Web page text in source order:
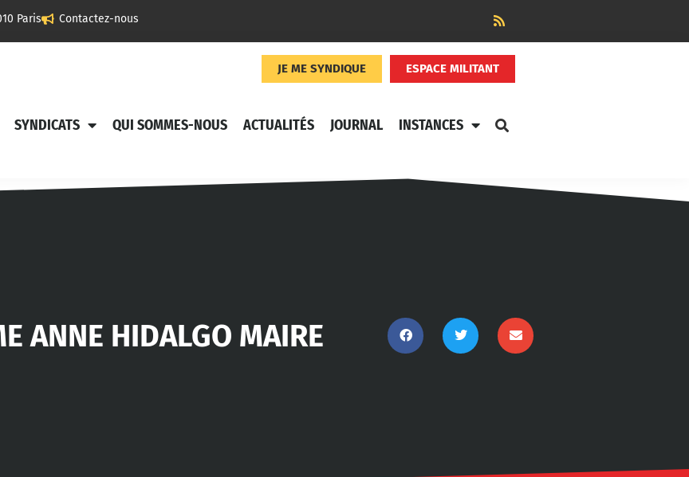
Paris Contactez-nous
JE ME SYNDIQUE ESPACE MILITANT
SYNDICATS QUI SOMMES-NOUS ACTUALITÉS JOURNAL INSTANCES
ANNE HIDALGO MAIRE